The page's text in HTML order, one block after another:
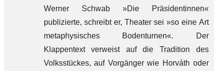
Werner Schwab »Die Präsidentinnen«
publizierte, schreibt er, Theater sei »so eine Art
metaphysisches Bodenturnen«. Der
Klappentext verweist auf die Tradition des
Volksstückes, auf Vorgänger wie Horváth oder